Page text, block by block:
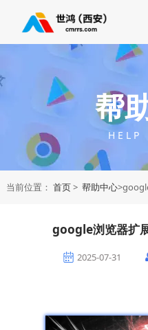
帮
H E L P
当前位置： 首页> 帮助中心
google浏览器扩
2025-07-31